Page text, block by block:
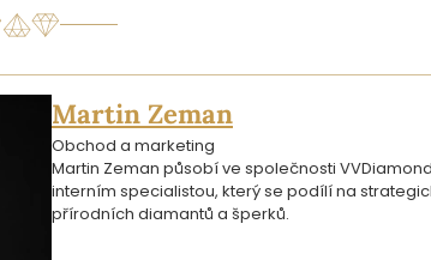
Martin Zeman
Obchod a marketing
Martin Zeman působí ve společnosti
interním specialistou, který se podílí na
přírodních diamantů a šperků.